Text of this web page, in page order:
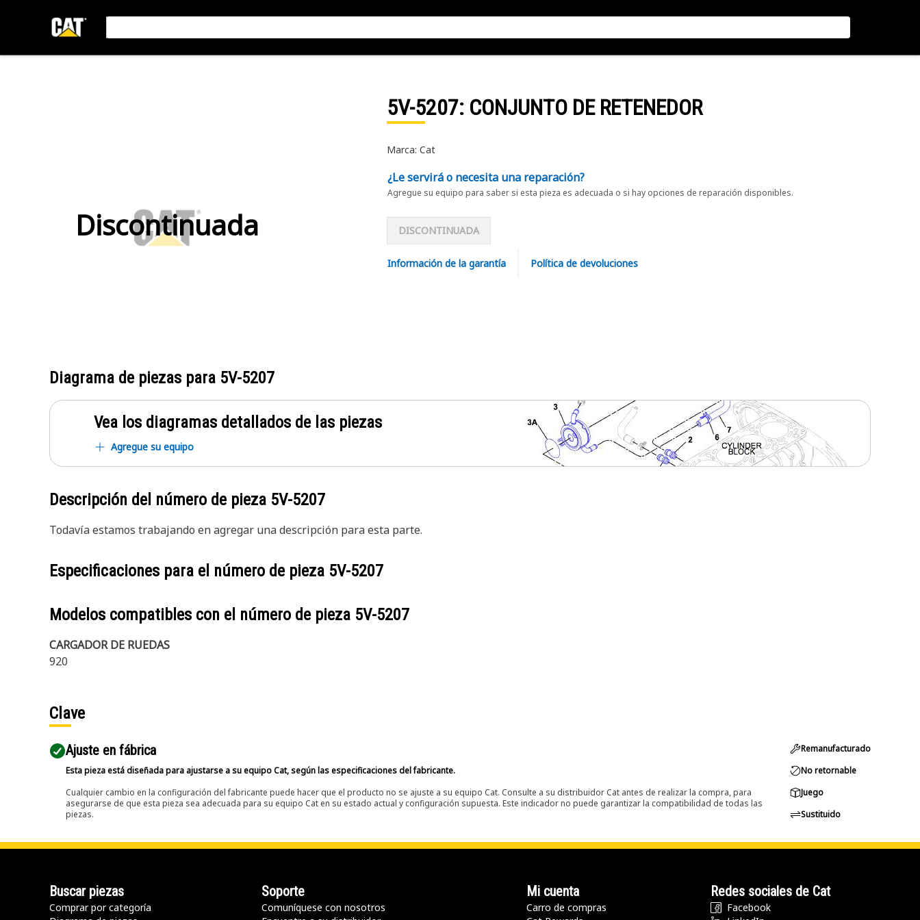
Discontinuada
5V-5207: CONJUNTO DE RETENEDOR
Marca: Cat
¿Le servirá o necesita una reparación?
Agregue su equipo para saber si esta pieza es adecuada o si hay opciones de reparación disponibles.
DISCONTINUADA
Información de la garantía Política de devoluciones
Diagrama de piezas para 5V-5207
Vea los diagramas detallados de las piezas
Agregue su equipo
Descripción del número de pieza 5V-5207
Todavía estamos trabajando en agregar una descripción para esta parte.
Especificaciones para el número de pieza 5V-5207
Modelos compatibles con el número de pieza 5V-5207
CARGADOR DE RUEDAS
920
Clave
Ajuste en fábrica
Esta pieza está diseñada para ajustarse a su equipo Cat, según las especificaciones del fabricante.
Cualquier cambio en la configuración del fabricante puede hacer que el producto no se ajuste a su equipo Cat. Consulte a su distribuidor Cat antes de realizar la compra, para
asegurarse de que esta pieza sea adecuada para su equipo Cat en su estado actual y configuración supuesta. Este indicador no puede garantizar la compatibilidad de todas las
piezas.
Remanufacturado
No retornable
Juego
Sustituido
Buscar piezas
Comprar por categoría
Soporte
Comuníquese con nosotros
Mi cuenta
Carro de compras
Redes sociales de Cat
Facebook